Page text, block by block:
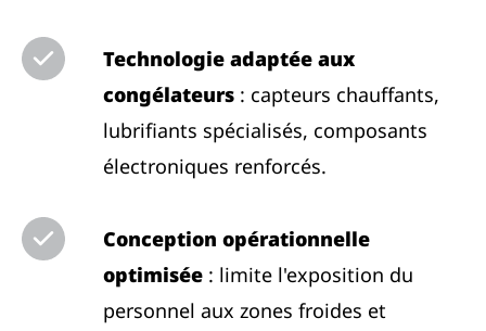
Technologie adaptée aux
congélateurs : capteurs chauffants,
lubrifiants spécialisés, composants
électroniques renforcés.
Conception opérationnelle
optimisée : limite l'exposition du
personnel aux zones froides et